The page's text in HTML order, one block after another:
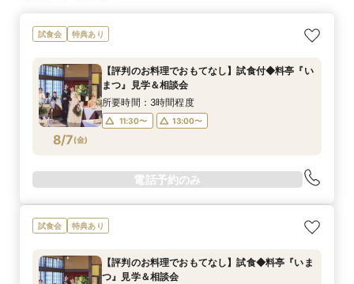
試食会 特典あり
8/7(金)
【評判のお料理でおもてなし】試食付◆料亭『い
まつ』見学＆相談会
所要時間：3時間程度
11:30〜 13:00〜
電話予約のみ
試食会 特典あり
【評判のお料理でおもてなし】試食◆料亭『いま
つ』見学＆相談会